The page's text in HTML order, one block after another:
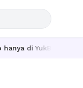
YukBelajar.com.